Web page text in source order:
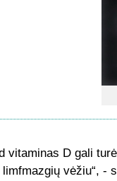
vitaminas D gali
vėžiu“, -